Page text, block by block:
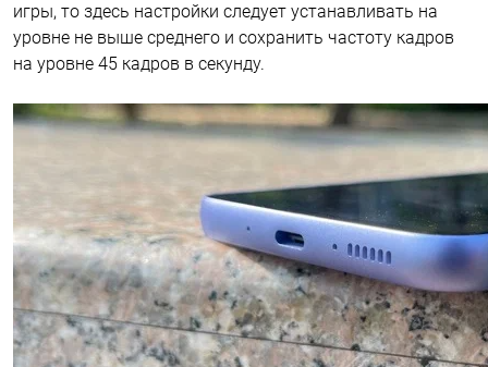
игры, то здесь настройки следует устанавливать на
уровне не выше среднего и сохранить частоту кадров
на уровне 45 кадров в секунду.